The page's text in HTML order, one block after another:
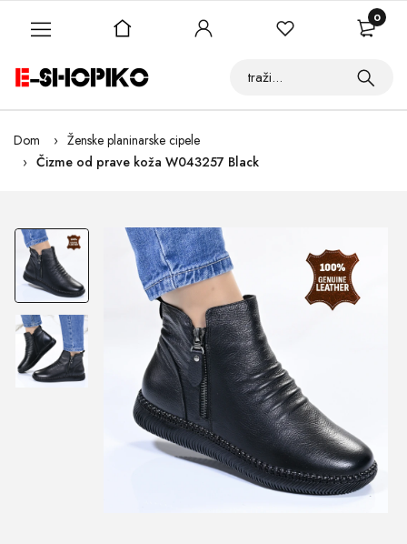
Dom
Ženske planinarske cipele
Čizme od prave koža W043257 Black
0